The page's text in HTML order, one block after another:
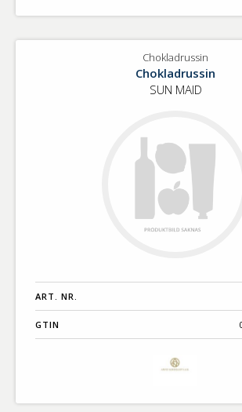
Chokladrussin
Chokladrussin
SUN MAID
ART. NR.
GTIN